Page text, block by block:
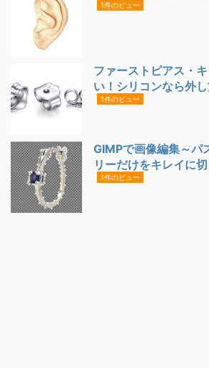
1件のビュー
ファーストピアス・
い！シリコンなら外
1件のビュー
GIMPで画像編集～パ
リーだけをキレイに切
1件のビュー